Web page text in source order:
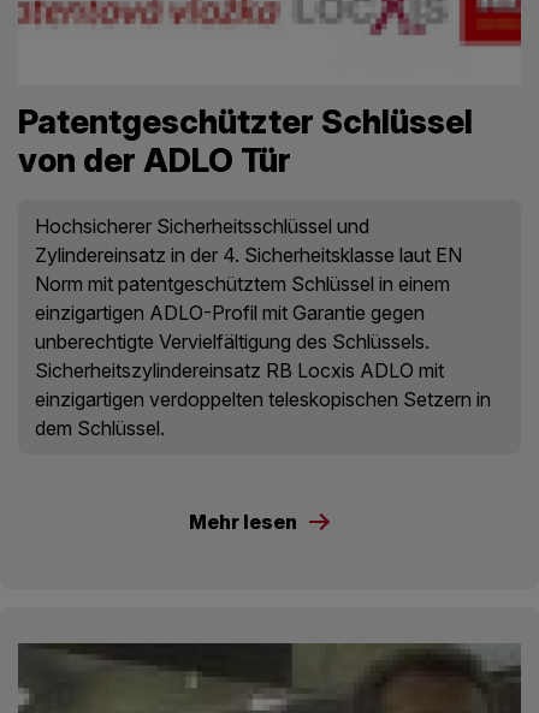
Patentgeschützter Schlüssel
von der ADLO Tür
Hochsicherer Sicherheitsschlüssel und
Zylindereinsatz in der 4. Sicherheitsklasse laut EN
Norm mit patentgeschütztem Schlüssel in einem
einzigartigen ADLO-Profil mit Garantie gegen
unberechtigte Vervielfältigung des Schlüssels.
Sicherheitszylindereinsatz RB Locxis ADLO mit
einzigartigen verdoppelten teleskopischen Setzern in
dem Schlüssel.
Mehr lesen